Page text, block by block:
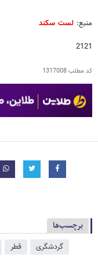
منبع: لست سکند
2121
کد مطلب1317008
برچسب‌ها
گردشگری قطر